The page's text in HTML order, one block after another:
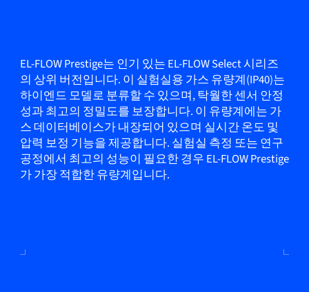
EL-FLOW Prestige는 인기 있는 EL-FLOW Select 시리즈
의 상위 버전입니다. 이 실험실용 가스 유량계(IP40)는
하이엔드 모델로 분류할 수 있으며, 탁월한 센서 안정
성과 최고의 정밀도를 보장합니다. 이 유량계에는 가
스 데이터베이스가 내장되어 있으며 실시간 온도 및
압력 보정 기능을 제공합니다. 실험실 측정 또는 연구
공정에서 최고의 성능이 필요한 경우 EL-FLOW Prestige
가 가장 적합한 유량계입니다.